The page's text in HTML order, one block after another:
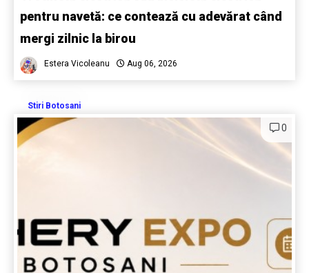
pentru navetă: ce contează cu adevărat când
mergi zilnic la birou
Estera Vicoleanu Aug 06, 2026
Stiri Botosani
0